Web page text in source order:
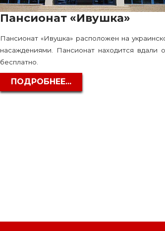
Пансионат «Ивушка»
Пансионат «Ивушка» расположен на
насаждениями. Пансионат находится
бесплатно.
ПОДРОБНЕЕ...